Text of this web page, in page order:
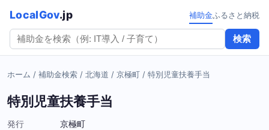
LocalGov.jp
検索
補助金ふるさと納税
ホーム / 補助金検索 / 北海道 / 京極町 / 特別児童扶養手当
特別児童扶養手当
発行
京極町